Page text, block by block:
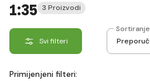
1:35 3 Proizvodi
Svi filteri
Sortiranje
Primijenjeni filteri: